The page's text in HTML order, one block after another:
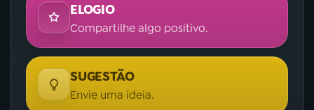
ELOGIO
Compartilhe algo positivo.
SUGESTÃO
Envie uma ideia.